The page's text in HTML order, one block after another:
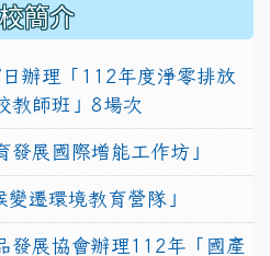
簡介
辦理「112年度淨零排放
教師班」8場次
展國際增能工作坊」
遷環境教育營隊」
發展協會辦理112年「國產